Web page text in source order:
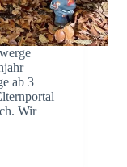
ab 3
Wir